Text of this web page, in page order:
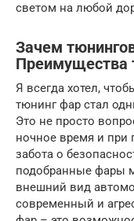
светом на любой
Зачем
Преимущества
Я всегда хотел,
тюнинг фар стал
Это не просто
ночное время и при
забота о
подобранные фары
внешний вид
современный и